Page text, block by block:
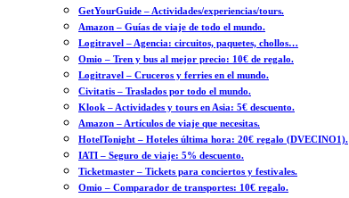
GetYourGuide – Actividades/experiencias/tours.
Amazon – Guías de viaje de todo el mundo.
Logitravel – Agencia: circuitos, paquetes, chollos…
Omio – Tren y bus al mejor precio: 10€ de regalo.
Logitravel – Cruceros y ferries en el mundo.
Civitatis – Traslados por todo el mundo.
Klook – Actividades y tours en Asia: 5€ descuento.
Amazon – Artículos de viaje que necesitas.
HotelTonight – Hoteles última hora: 20€ regalo (DVECINO1).
IATI – Seguro de viaje: 5% descuento.
Ticketmaster – Tickets para conciertos y festivales.
Omio – Comparador de transportes: 10€ regalo.